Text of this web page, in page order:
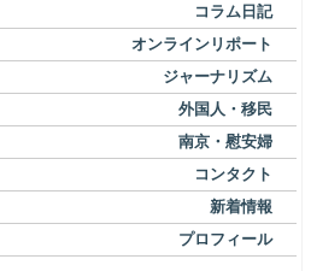
コラム日記
オンラインリポート
ジャーナリズム
外国人・移民
南京・慰安婦
コンタクト
新着情報
プロフィール